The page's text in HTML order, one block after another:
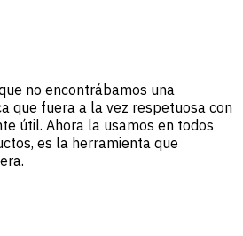
no encontrábamos una
que fuera a la vez respetuosa con
útil. Ahora la usamos en todos
es la herramienta que